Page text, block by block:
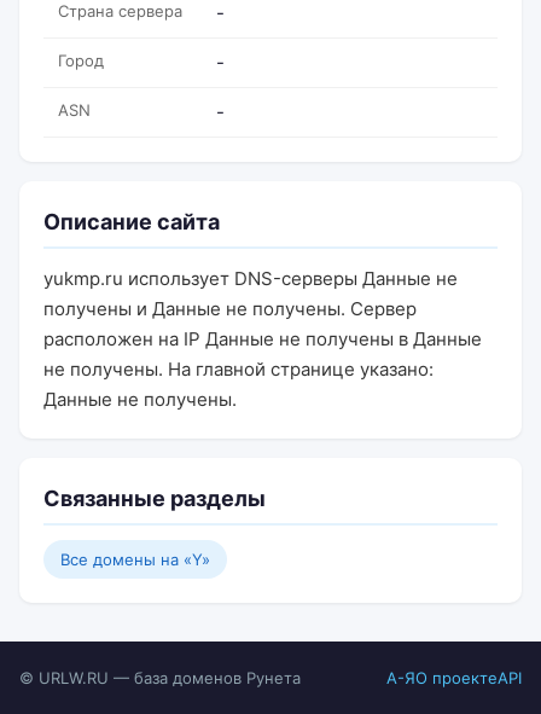
Страна сервера -
Город -
ASN -
Описание сайта
yukmp.ru использует DNS-серверы Данные не
получены и Данные не получены. Сервер
расположен на IP Данные не получены в Данные
не получены. На главной странице указано:
Данные не получены.
Связанные разделы
Все домены на «Y»
© URLW.RU — база доменов Рунета А-ЯО проектеAPI